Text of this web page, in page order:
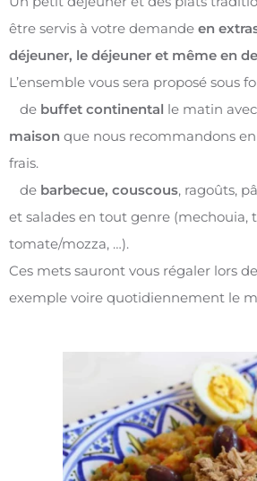
être servis à votre demande en
déjeuner, le déjeuner et même en
L’ensemble vous sera proposé sous
de buffet continental le matin
maison que nous recommandons
frais.
de barbecue, couscous, ragoûts,
et salades en tout genre (mechouia,
tomate/mozza, …).
Ces mets sauront vous régaler lors
exemple voire quotidiennement le